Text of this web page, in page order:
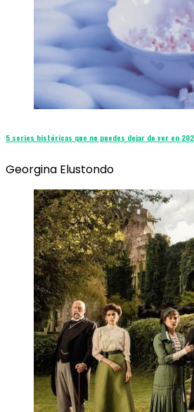
5 series históricas que no puedes dejar de ver en
Georgina Elustondo